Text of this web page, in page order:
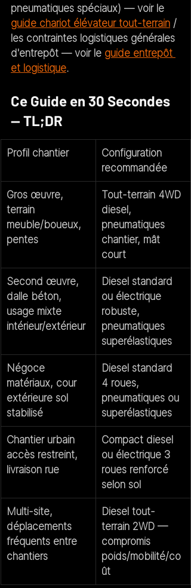
pneumatiques spéciaux) — voir le
guide chariot élévateur tout-terrain /
les contraintes logistiques générales
d'entrepôt — voir le guide entrepôt
et logistique.
Ce Guide en 30 Secondes
— TL;DR
Profil chantier
Configuration
recommandée
Gros œuvre,
terrain
meuble/boueux,
pentes
Tout-terrain 4WD
diesel,
pneumatiques
chantier, mât
court
Second œuvre,
dalle béton,
usage mixte
intérieur/extérieur
Diesel standard
ou électrique
robuste,
pneumatiques
superélastiques
Négoce
matériaux, cour
extérieure sol
stabilisé
Diesel standard
4 roues,
pneumatiques ou
superélastiques
Chantier urbain
accès restreint,
livraison rue
Compact diesel
ou électrique 3
roues renforcé
selon sol
Multi-site,
déplacements
fréquents entre
chantiers
Diesel tout-
terrain 2WD —
compromis
poids/mobilité/co
ût